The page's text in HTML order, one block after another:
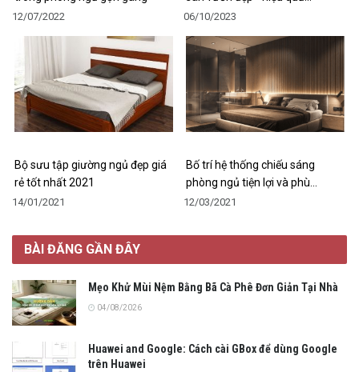
12/07/2022 06/10/2023
Bộ sưu tập giường ngủ đẹp giá
rẻ tốt nhất 2021
14/01/2021
Bố trí hệ thống chiếu sáng
phòng ngủ tiện lợi và phù…
12/03/2021
BÀI ĐĂNG GẦN ĐÂY
Mẹo Khử Mùi Nệm Bằng Bã Cà Phê Đơn Giản Tại Nhà
04/08/2026
Huawei and Google: Cách cài GBox để dùng Google
trên Huawei